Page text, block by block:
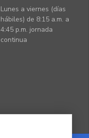
Lunes a viernes (días
hábiles) de 8:15 a.m. a
4:45 p.m. jornada
continua